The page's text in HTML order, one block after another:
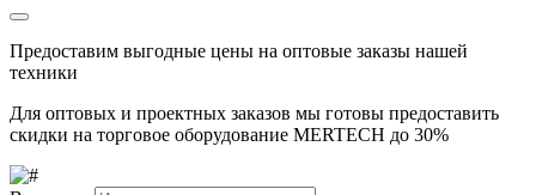
Предоставим выгодные цены на оптовые заказы нашей
техники
Для оптовых и проектных заказов мы готовы предоставить
скидки на торговое оборудование MERTECH до 30%